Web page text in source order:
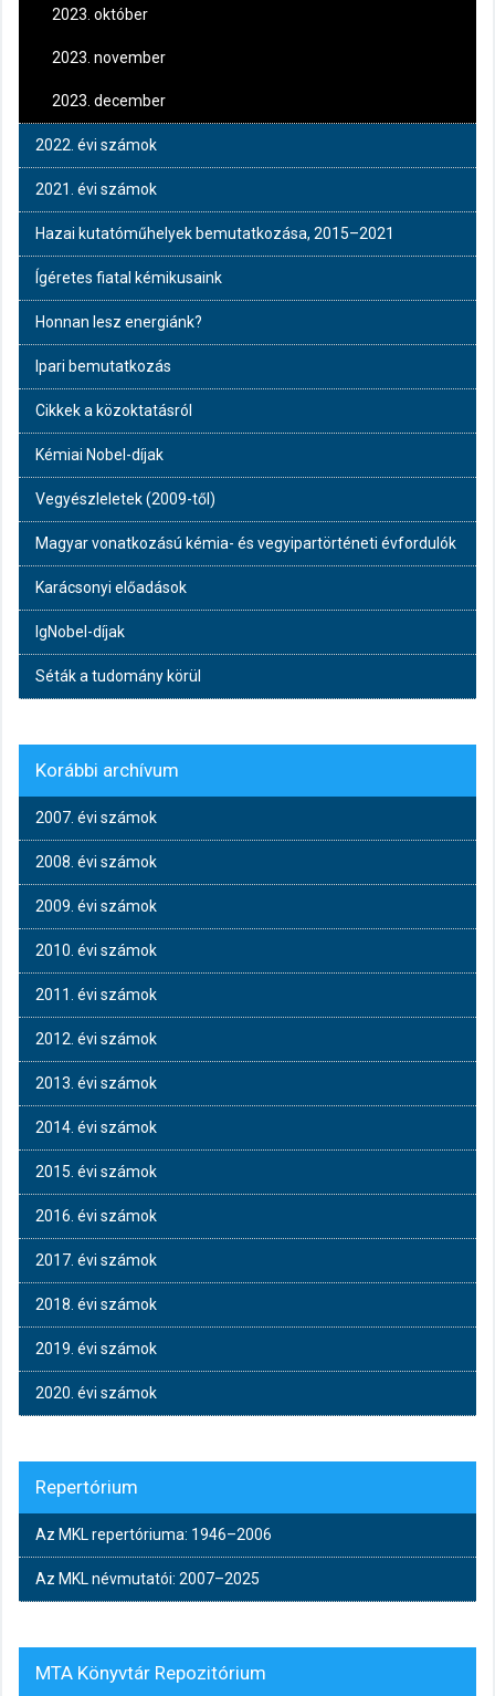
2023. október
2023. november
2023. december
2022. évi számok
2021. évi számok
Hazai kutatóműhelyek bemutatkozása, 2015–2021
Ígéretes fiatal kémikusaink
Honnan lesz energiánk?
Ipari bemutatkozás
Cikkek a közoktatásról
Kémiai Nobel-díjak
Vegyészleletek (2009-től)
Magyar vonatkozású kémia- és vegyipartörténeti évfordulók
Karácsonyi előadások
IgNobel-díjak
Séták a tudomány körül
Korábbi archívum
2007. évi számok
2008. évi számok
2009. évi számok
2010. évi számok
2011. évi számok
2012. évi számok
2013. évi számok
2014. évi számok
2015. évi számok
2016. évi számok
2017. évi számok
2018. évi számok
2019. évi számok
2020. évi számok
Repertórium
Az MKL repertóriuma: 1946–2006
Az MKL névmutatói: 2007–2025
MTA Könyvtár Repozitórium